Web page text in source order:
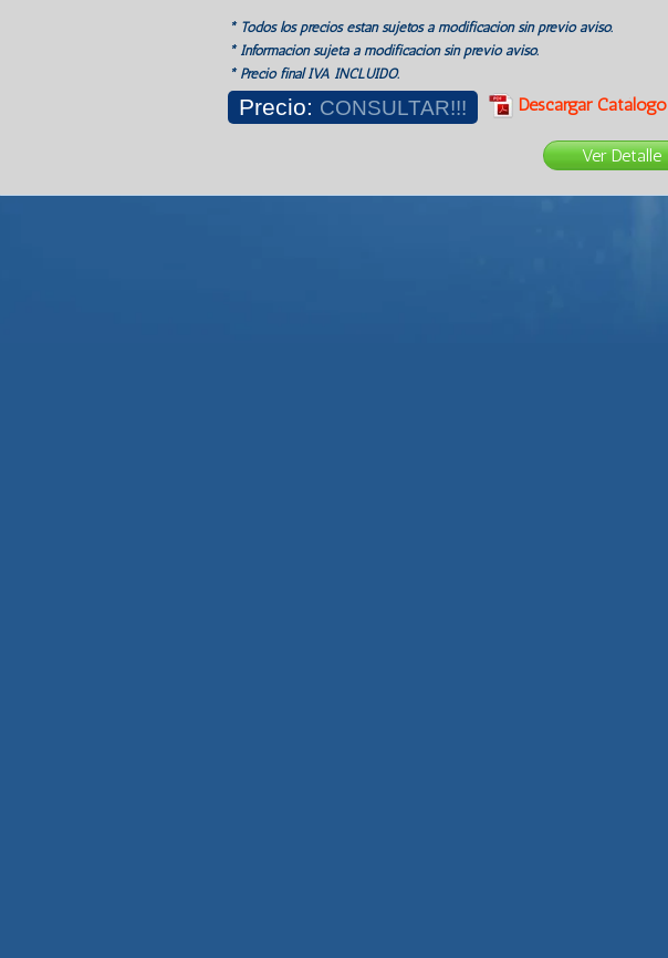
* Todos los precios estan sujetos a modificación sin previo aviso.
* Información sujeta a modificación sin previo aviso.
* Precio final IVA INCLUIDO.
Precio: CONSULTAR!!! Descargar Catálogo
Ver Detalle